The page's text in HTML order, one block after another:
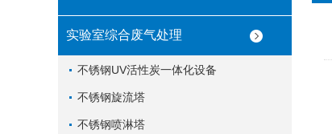
实验室综合废气处理
不锈钢UV活性炭一体化设备
不锈钢旋流塔
不锈钢喷淋塔